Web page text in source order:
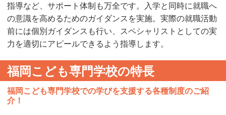
指導など、サポート体制も万全です。入学と同時に就職へ
の意識を高めるためのガイダンスを実施。実際の就職活動
前には個別ガイダンスも行い、スペシャリストとしての実
力を適切にアピールできるよう指導します。
福岡こども専門学校の特長
福岡こども専門学校での学びを支援する各種制度のご紹
介！